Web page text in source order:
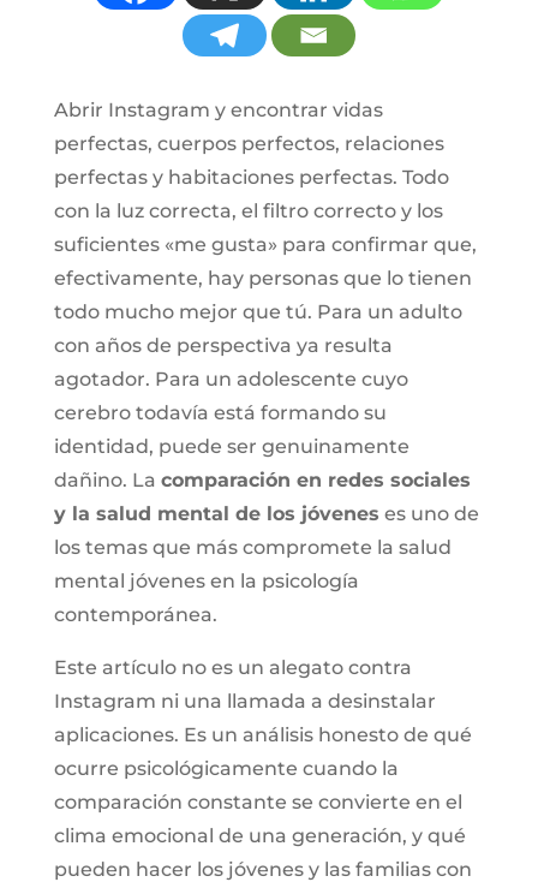
Abrir Instagram y encontrar vidas
perfectas, cuerpos perfectos, relaciones
perfectas y habitaciones perfectas. Todo
con la luz correcta, el filtro correcto y los
suficientes «me gusta» para confirmar que,
efectivamente, hay personas que lo tienen
todo mucho mejor que tú. Para un adulto
con años de perspectiva ya resulta
agotador. Para un adolescente cuyo
cerebro todavía está formando su
identidad, puede ser genuinamente
dañino. La comparación en redes sociales
y la salud mental de los jóvenes es uno de
los temas que más compromete la salud
mental jóvenesen la psicología
contemporánea.
Este artículo no es un alegato contra
Instagram ni una llamada a desinstalar
aplicaciones. Es un análisis honesto de qué
ocurre psicológicamente cuando la
comparación constante se convierte en el
clima emocional de una generación, y qué
pueden hacer los jóvenes y las familias con